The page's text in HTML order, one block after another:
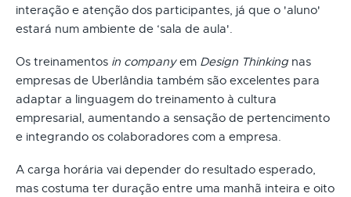
interação e atenção dos participantes, já que o 'aluno'
estará num ambiente de ‘sala de aula'.
Os treinamentos in companyem Design Thinking nas
empresas de Uberlândia também são excelentes para
adaptar a linguagem do treinamento à cultura
empresarial, aumentando a sensação de pertencimento
e integrando os colaboradores com a empresa.
A carga horária vai depender do resultado esperado,
mas costuma ter duração entre uma manhã inteira e oito